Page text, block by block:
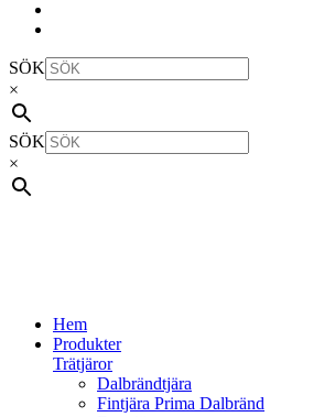
SÖK
×
SÖK
×
Hem
Produkter
Trätjäror
Dalbrändtjära
Fintjära Prima Dalbränd